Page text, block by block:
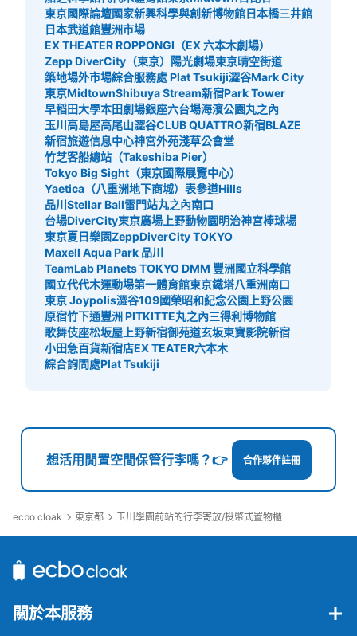
東京國際論壇國家新興科學與創新博物館日本橋三井館
日本武道館豐洲市場
EX THEATER ROPPONGI（EX 六本木劇場）
Zepp DiverCity（東京）
陽光劇場東京晴空街道
築地場外市場綜合服務處 Plat Tsukiji澀谷Mark City
東京MidtownShibuya Stream新宿Park Tower
早稻田大學本田劇場銀座六台場海濱公園丸之內
玉川高島屋高尾山澀谷CLUB QUATTRO新宿BLAZE
新宿旅遊信息中心神宮外苑淺草公會堂
竹芝客船總站（Takeshiba Pier）
Tokyo Big Sight（東京國際展覽中心）
Yaetica（八重洲地下商城） 表參道Hills
品川Stellar Ball雷門站丸之內南口
台場DiverCity東京廣場 上野動物園明治神宮棒球場
東京夏日樂園ZeppDiverCity TOKYO
Maxell Aqua Park 品川
TeamLab Planets TOKYO DMM 豐洲國立科學館
國立代代木運動場第一體育館東京鐵塔八重洲南口
東京 Joypolis澀谷109國榮昭和紀念公園 上野公園
原宿竹下通豐洲 PITKITTE丸之內三得利博物館
歌舞伎座松坂屋上野新宿御苑道玄坂東寶影院新宿
小田急百貨新宿店EX TEATER六本木
綜合詢問處Plat Tsukiji
想活用閒置空間保管行李嗎？👉 合作夥伴註冊
ecbo cloak 東京都 玉川學園前站的行李寄放/投幣式置物櫃
關於本服務